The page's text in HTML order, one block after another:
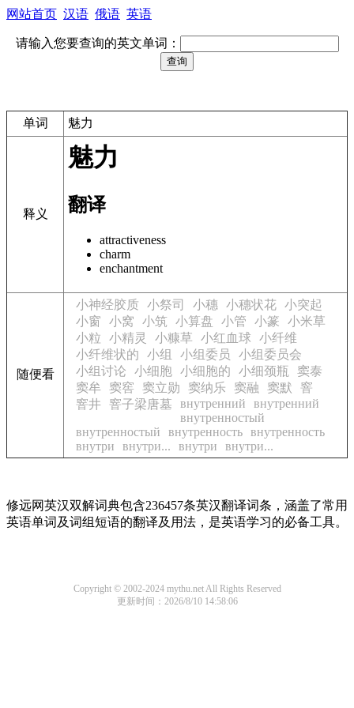
网站首页 汉语 俄语 英语
请输入您要查询的英文单词：
单词 魅力
释义
魅力
翻译
attractiveness
charm
enchantment
随便看
小神经胶质 小祭司 小穗 小穗状花 小突起
小窗
小窝 小筑 小算盘 小管 小篆
小米草
小粒
小精灵 小糠草 小红血球
小纤维
小纤维状的
小组 小组委员
小组委员会
小组讨论
小细胞 小细胞的 小细颈瓶
窦泰
窦牟 窦窖 窦立勋 窦纳乐 窦融 窦默
窨
窨井 窨子梁唐墓 внутренний
внутренний
внутренностый
внутренностый
внутренность внутренность
внутри
внутри... внутри внутри...
修远网英汉双解词典包含236457条英汉翻译词条，涵盖了常用
英语单词及词组短语的翻译及用法，是英语学习的必备工具。
Copyright © 2002-2024 mythu.net All Rights Reserved
更新时间：2026/8/10 14:58:06